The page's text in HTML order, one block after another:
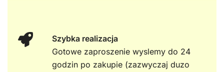
Szybka realizacja
Gotowe zaproszenie wyslemy do 24
godzin po zakupie (zazwyczaj duzo